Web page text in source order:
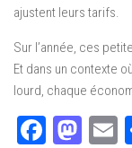
ajustent leurs tarifs.
Sur l’année, ces
Et dans un contexte
lourd, chaque